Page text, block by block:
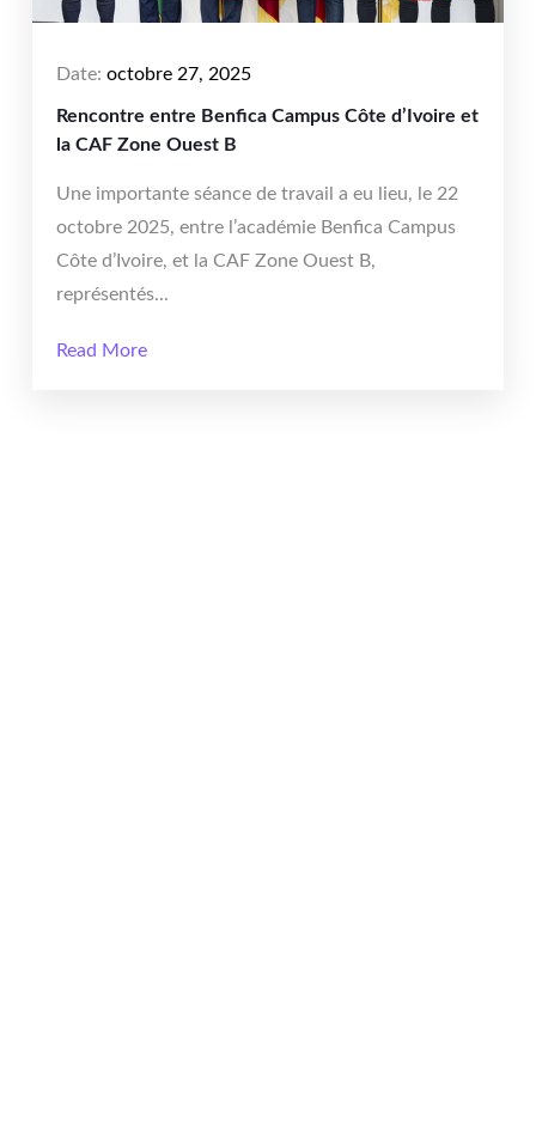
Date: octobre 27, 2025
Rencontre entre Benfica Campus Côte d’Ivoire et
la CAF Zone Ouest B
Une importante séance de travail a eu lieu, le 22
octobre 2025, entre l’académie Benfica Campus
Côte d’Ivoire, et la CAF Zone Ouest B,
représentés...
Read More